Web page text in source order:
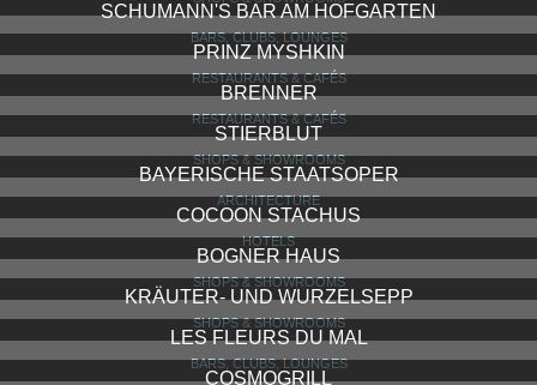
HOFGARTEN